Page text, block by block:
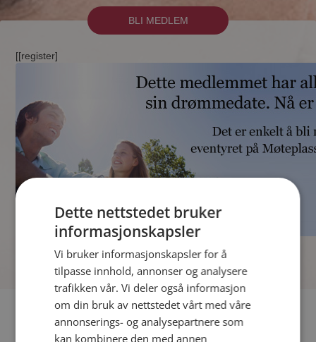
BLI MEDLEM
[[register]
Fler single
Dette nettstedet bruker
informasjonskapsler
Vi bruker informasjonskapsler for å
tilpasse innhold, annonser og analysere
trafikken vår. Vi deler også informasjon
om din bruk av nettstedet vårt med våre
annonserings- og analysepartnere som
kan kombinere den med annen